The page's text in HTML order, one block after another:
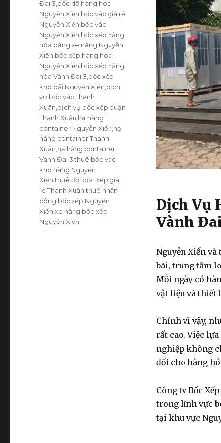
Dịch Vụ
Vành
Nguyễn Xiển
bãi, trung tâm
Mỗi ngày có
vật liệu và thiết
Chính vì vậy,
rất cao. Việc
nghiệp không
đối cho hàng
Công ty Bốc
trong lĩnh vực
tại khu vực
Đai 3 bốc dỡ hàng hóa
Nguyễn Xiển bốc vác giá rẻ
Nguyễn Xiển bốc vác
Nguyễn Xiển bốc xếp hàng
hóa bằng xe nâng Nguyễn
Xiển bốc xếp hàng hóa
Nguyễn Xiển bốc xếp hàng
hóa Vành Đai 3 bốc xếp
kho bãi Nguyễn Xiển dịch
vụ bốc vác Thanh
Xuân dịch vụ bốc xếp quận
Thanh Xuân hạ hàng
container Nguyễn Xiển hạ
hàng container Thanh
Xuân hạ hàng container
Vành Đai 3 ,thuê bốc vác
kho hàng Nguyễn
Xiển ,thuê đội bốc xếp giá
rẻ Thanh Xuân ,thuê nhân
công bốc xếp Nguyễn
Xiển ,xe nâng bốc xếp
Nguyễn Xiển